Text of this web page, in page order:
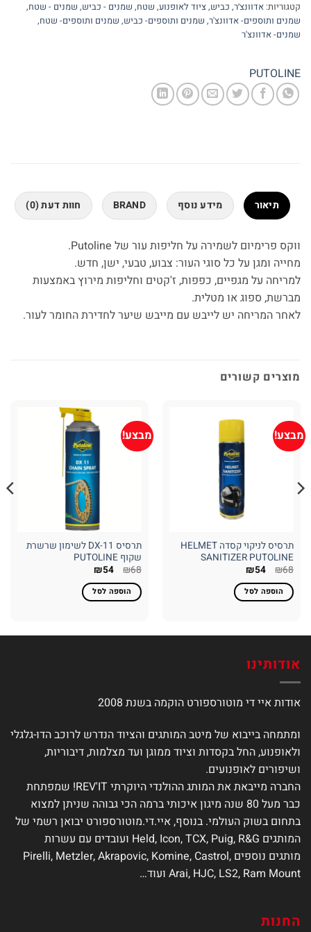
קטגוריות: אדוונצ׳ר, כביש,ציוד לאופנוע, שטח, שמנים - כביש, שמנים - שטח,
שמנים ותוספים- אדוונצ'ר, שמנים ותוספים- כביש, שמנים ותוספים- שטח,
שמנים- אדוונצ'ר
PUTOLINE
תיאור מידע נוסף BRAND חוות דעת (0)
ווקס פרימיום לשמירה על חליפות עור של Putoline.
מחייה ומגן על כל סוגי העור: צבוע, טבעי, ישן, חדש.
למריחה על מגפיים, כפפות, ז'קטים וחליפות מירוץ באמצעות
מברשת, ספוג או מטלית.
לאחר המריחה יש לייבש עם מייבש שיער לחדירת החומר לעור.
מוצרים קשורים
מבצע!
תרסיס לניקוי קסדה HELMET
SANITIZER PUTOLINE
₪68 המחיר
היה:
₪68.
₪54 המחיר
הוא:
₪54.הוספה לסל
מבצע!
תרסיס DX-11 לשימון שרשרת
שקוף PUTOLINE
₪68 המחיר
היה:
₪68.
₪54 המחיר
הוא:
₪54.הוספה לסל
אודותינו
אודות איי די מוטורספורט הוקמה בשנת 2008
ומתמחה בייבוא של מיטב המותגים והציוד הנדרש לרוכב הדו-גלגלי
ולאופנוע, החל בקסדות וציוד ממוגן ועד מצלמות, דיבוריות,
ושיפורים לאופנועים.
החברה מייבאת את המותג ההולנדי היוקרתי REV'IT! שמפתחת
כבר מעל 80 שנה מיגון איכותי ברמה הכי גבוהה שניתן למצוא
בתחום בשוק העולמי. בנוסף, איי.די.מוטורספורט יבואן רשמי של
המותגים Held, Icon, TCX, Puig, R&G ועובדים עם עשרות
מותגים נוספים Pirelli, Metzler, Akrapovic, Komine, Castrol,
Arai, HJC, LS2, Ram Mount ועוד…
החנות